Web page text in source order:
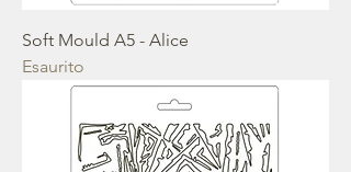
Soft Mould A5 - Alice
Esaurito